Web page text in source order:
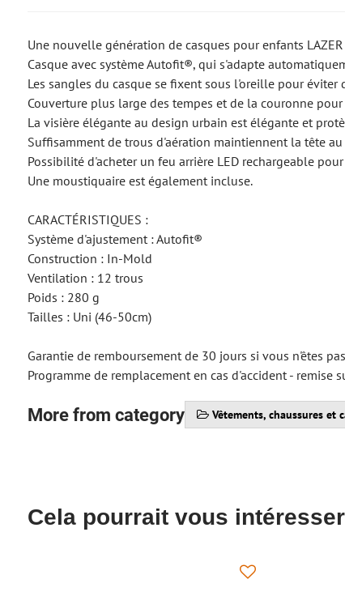
Une nouvelle génération de casques pour enfants
Casque avec système Autofit®, qui s'adapte
Les sangles du casque se fixent sous l'oreille pour
Couverture plus large des tempes et de la couronne
La visière élégante au design urbain est élégante et
Suffisamment de trous d'aération maintiennent la tête
Possibilité d'acheter un feu arrière LED rechargeable
Une moustiquaire est également incluse.
CARACTÉRISTIQUES :
Système d'ajustement : Autofit®
Construction : In-Mold
Ventilation : 12 trous
Poids : 280 g
Tailles : Uni (46-50cm)
Garantie de remboursement de 30 jours si vous n'êtes
Programme de remplacement en cas d'accident -
More from category Vêtements, chaussures et
Cela pourrait vous